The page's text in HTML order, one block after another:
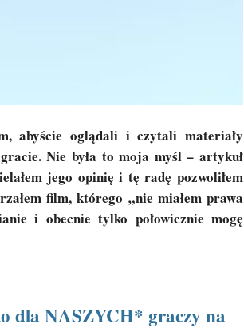
abyście oglądali i czytali materiały
Nie była to moja myśl – artykuł
jego opinię i tę radę pozwoliłem
film, którego „nie miałem prawa
i obecnie tylko połowicznie mogę
dla NASZYCH* graczy na